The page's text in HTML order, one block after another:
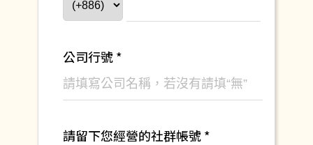
公司行號 *
請留下您經營的社群帳號 *